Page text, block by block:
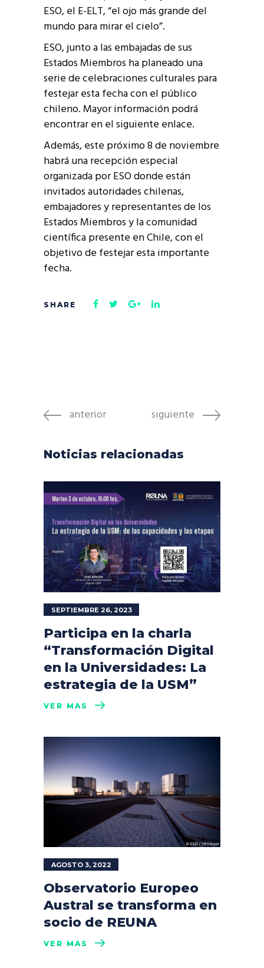
ESO, el E-ELT, “el ojo más grande del
mundo para mirar el cielo”.
ESO, junto a las embajadas de sus
Estados Miembros ha planeado una
serie de celebraciones culturales para
festejar esta fecha con el público
chileno. Mayor información podrá
encontrar en el siguiente enlace.
Además, este próximo 8 de noviembre
habrá una recepción especial
organizada por ESO donde están
invitados autoridades chilenas,
embajadores y representantes de los
Estados Miembros y la comunidad
científica presente en Chile, con el
objetivo de festejar esta importante
fecha.
anterior siguiente
Noticias relacionadas
SEPTIEMBRE 26, 2023
Participa en la charla
“Transformación Digital
en la Universidades: La
estrategia de la USM”
VER MÁS
AGOSTO 3, 2022
Observatorio Europeo
Austral se transforma en
socio de REUNA
VER MÁS